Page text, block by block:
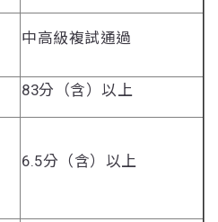
中高級複試通過
83分（含）以上
6.5分（含）以上